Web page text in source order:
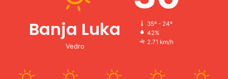
Banja Luka
Vedro
35º - 24º
42%
2.71 km/h